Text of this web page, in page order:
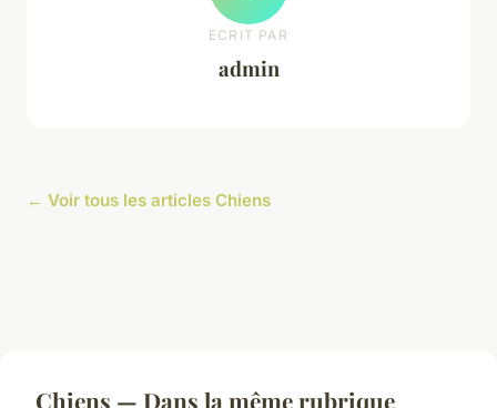
ECRIT PAR
admin
← Voir tous les articles Chiens
Chiens — Dans la même rubrique